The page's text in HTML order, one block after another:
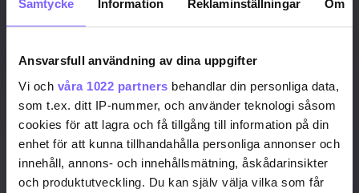
Samtycke Information Reklaminställningar Om
Ansvarsfull användning av dina uppgifter
Vi och våra 1022 partners behandlar din personliga data,
som t.ex. ditt IP-nummer, och använder teknologi såsom
cookies för att lagra och få tillgång till information på din
enhet för att kunna tillhandahålla personliga annonser och
innehåll, annons- och innehållsmätning, åskådarinsikter
och produktutveckling. Du kan själv välja vilka som får
För att fortsätta läsa hela artikeln, och
du signa upp dig, det är helt gratis och
JA, JAG VILL LÄSA HELA ARTIKELN
Redan prenumerant?
LOGGA IN HÄR!